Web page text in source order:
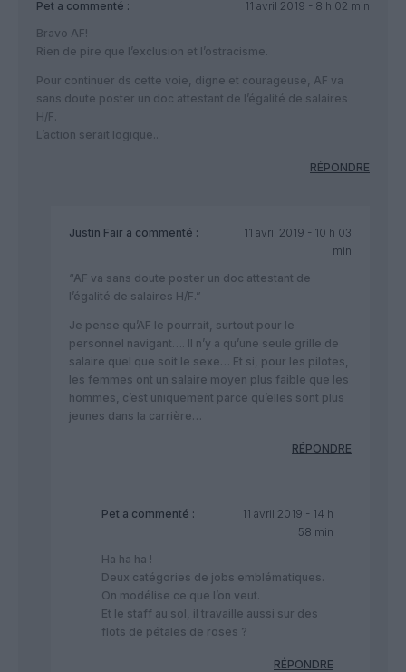
Pet a commenté :
11 avril 2019 - 8 h 02 min
Bravo AF!
Rien de pire que l’exclusion et l’ostracisme.
Pour continuer ds cette voie, digne et courageuse, AF va
sans doute poster un doc attestant de l’égalité de salaires
H/F.
L’action serait logique..
RÉPONDRE
Justin Fair a commenté :
11 avril 2019 - 10 h 03
min
“AF va sans doute poster un doc attestant de
l’égalité de salaires H/F.”
Je pense qu’AF le pourrait, surtout pour le
personnel navigant…. Il n’y a qu’une seule grille de
salaire quel que soit le sexe… Et si, pour les pilotes,
les femmes ont un salaire moyen plus faible que les
hommes, c’est uniquement parce qu’elles sont plus
jeunes dans la carrière…
RÉPONDRE
Pet a commenté :
11 avril 2019 - 14 h
58 min
Ha ha ha !
Deux catégories de jobs emblématiques.
On modélise ce que l’on veut.
Et le staff au sol, il travaille aussi sur des
flots de pétales de roses ?
RÉPONDRE